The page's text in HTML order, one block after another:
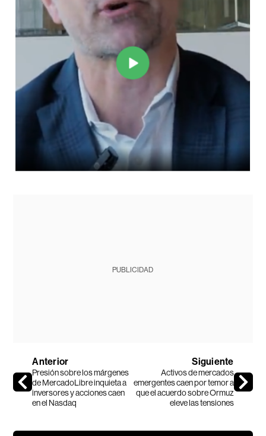
PUBLICIDAD
Anterior
Presión sobre los márgenes
de MercadoLibre inquieta a
inversores y acciones caen
en el Nasdaq
Siguiente
Activos de mercados
emergentes caen por temor a
que el acuerdo sobre Ormuz
eleve las tensiones